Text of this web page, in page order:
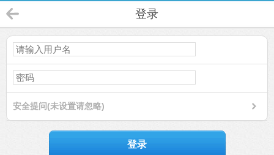
登录
安全提问(未设置请忽略)
登录